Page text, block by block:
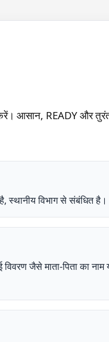
आसान, READY और तुरंत
विभाग से संबंधित है।
जैसे माता-पिता का नाम